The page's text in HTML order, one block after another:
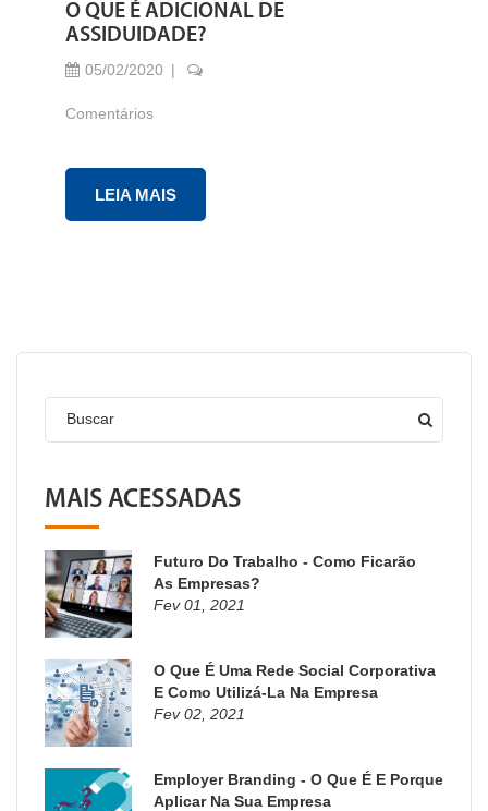
O QUE É ADICIONAL DE
ASSIDUIDADE?
05/02/2020
Comentários
LEIA MAIS
Buscar
MAIS ACESSADAS
Futuro Do Trabalho - Como Ficarão
As Empresas?
Fev 01, 2021
O Que É Uma Rede Social Corporativa
E Como Utilizá-La Na Empresa
Fev 02, 2021
Employer Branding - O Que É E Porque
Aplicar Na Sua Empresa